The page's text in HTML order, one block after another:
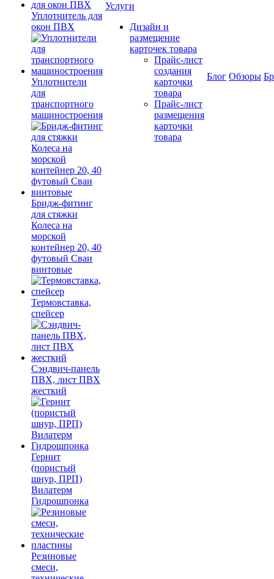
Уплотнитель для
окон ПВХ
Уплотнители
для
транспортного
машиностроения
Бридж-фитинг
для стяжки
Колеса на
морской
контейнер 20, 40
футовый Сваи
винтовые
Термовставка,
спейсер
Сэндвич-панель
ПВХ, лист ПВХ
жесткий
Гернит
(пористый
шнур, ПРП)
Вилатерм
Гидрошпонка
Резиновые
смеси,
Услуги
Дизайн и
размещение
карточек товара
Прайс-лист
создания
карточки
товара
Прайс-лист
размещения
карточки
товара
Блог Обзоры